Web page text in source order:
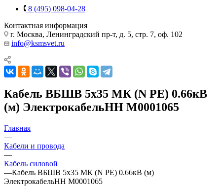
8 (495) 098-04-28
Контактная информация
г. Москва, Ленинградский пр-т, д. 5, стр. 7, оф. 102
info@ksmsvet.ru
Кабель ВБШВ 5х35 МК (N PE) 0.66кВ
(м) ЭлектрокабельНН M0001065
Главная
—
Кабели и провода
—
Кабель силовой
—Кабель ВБШВ 5х35 МК (N PE) 0.66кВ (м)
ЭлектрокабельНН M0001065